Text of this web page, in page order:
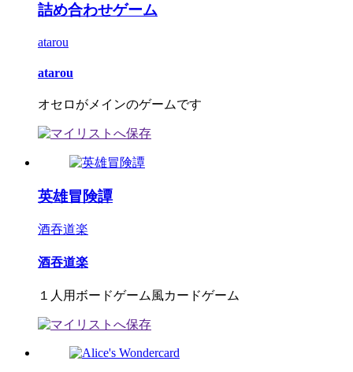
詰め合わせゲーム
atarou
atarou
オセロがメインのゲームです
英雄冒険譚
酒吞道楽
酒吞道楽
１人用ボードゲーム風カードゲーム